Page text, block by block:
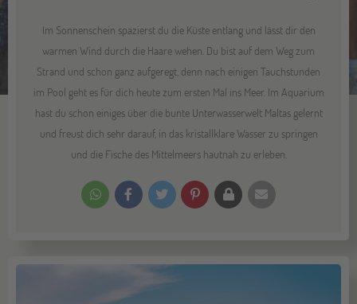
Im Sonnenschein spazierst du die Küste entlang und lässt dir den
warmen Wind durch die Haare wehen. Du bist auf dem Weg zum
Strand und schon ganz aufgeregt, denn nach einigen Tauchstunden
im Pool geht es für dich heute zum ersten Mal ins Meer. Im Aquarium
hast du schon einiges über die bunte Unterwasserwelt Maltas gelernt
und freust dich sehr darauf, in das kristallklare Wasser zu springen
und die Fische des Mittelmeers hautnah zu erleben.